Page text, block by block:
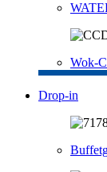
Wok-
Drop-in